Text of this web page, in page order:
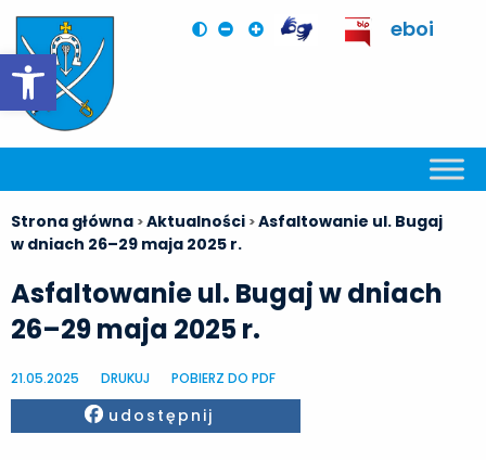
Otwórz pasek narzędzi
eboi
Strona główna >Aktualności >Asfaltowanie ul. Bugaj
w dniach 26–29 maja 2025 r.
Asfaltowanie ul. Bugaj w dniach
26–29 maja 2025 r.
21.05.2025 DRUKUJ POBIERZ DO PDF
Facebook
udostępnij